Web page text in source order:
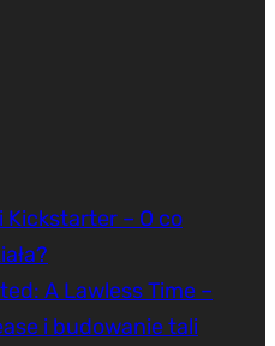
Kickstarter – O co
A Lawless Time –
i budowanie tali